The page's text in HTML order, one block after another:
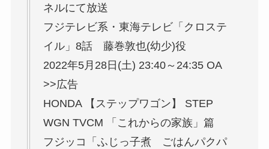
ネルにて放送
フジテレビ系・東海テレビ「クロステ
イル」8話 藤巻敦也(幼少)役
2022年5月28日(土) 23:40～24:35 OA
>>広告
HONDA 【ステップワゴン】 STEP
WGN TVCM 「これからの家族」篇
フジッコ「ふじっ子煮 ごはんパクパ